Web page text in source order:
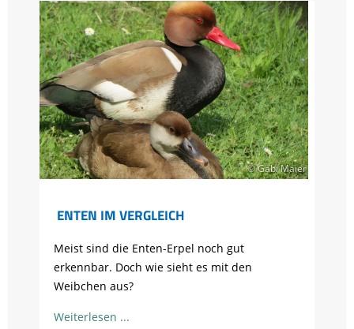
© Gabi Maier
ENTEN IM VERGLEICH
Meist sind die Enten-Erpel noch gut
erkennbar. Doch wie sieht es mit den
Weibchen aus?
Weiterlesen